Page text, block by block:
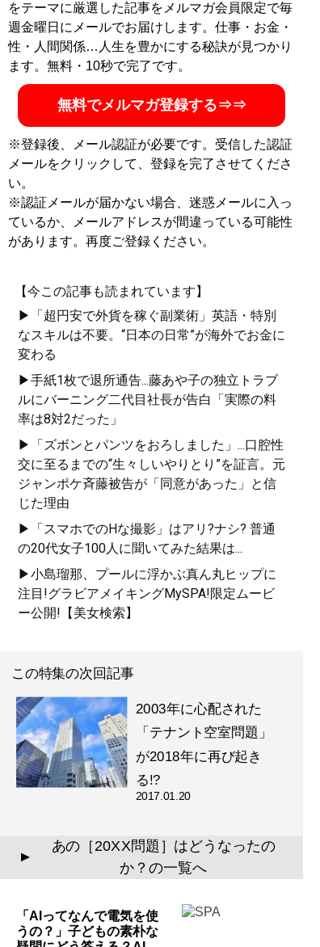
をテーマに厳選した記事をメルマガ会員限定で毎
週金曜日にメールでお届けします。仕事・お金・
性・人間関係…人生を豊かにする秘訣が見つかり
ます。無料・10秒で完了です。
無料でメルマガ登録する⇒⇒
※登録後、メール認証が必要です。受信した認証
メールをクリックして、登録を完了させてくださ
い。
※認証メールが届かない場合、迷惑メールに入っ
ているか、メールアドレスが間違っている可能性
があります。再度ご登録ください。
【今この記事も読まれています】
▶「超円安で外貨を稼ぐ副業術」英語・特別
なスキルは不要。“日本の日常”が海外でお金に
変わる
▶手紙1枚で退所通告...藤あや子の独立トラブ
ルにバーニング二代目社長が告白「実際の料
率は8対2だった」
▶「ズボンとパンツをおろしました」...口腔性
交に至るまでの“生々しいやりとり”を証言。元
ジャンポケ斉藤被告が「同意があった」と信
じた理由
▶「スマホでのHな撮影」はアリ?ナシ? 普通
の20代女子100人に聞いてみた結果は...
▶小島瑠那、プールに浮かぶ真ん丸ヒップに
注目!グラビアメイキングMySPA!限定ムービ
ー公開!【美女検索】
この特集の次回記事
2003年に心配された
「テナント空室問題」
が2018年に再び起き
る!?
2017.01.20
▲
あの［20XX問題］はどうなったの
か？の一覧へ
「AIってなんで電気を使
うの？」子どもの素朴な